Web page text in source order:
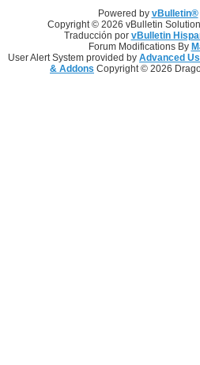
Powered by vBulletin®
Copyright © 2026 vBulletin
Traducción por vBulletin
Forum Modifications By
User Alert System provided by Advanced
& Addons Copyright © 2026